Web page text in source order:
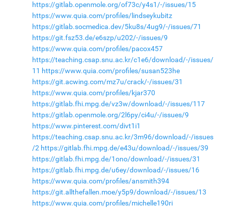
https://gitlab.openmole.org/of73c/y4s1/-/issues/15
https://www.quia.com/profiles/lindseykubitz
https://gitlab.socmedica.dev/5ku8s/4ug9/-/issues/71
https://git.fsz53.de/e6szp/u202/-/issues/9
https://www.quia.com/profiles/pacox457
https://teaching.csap.snu.ac.kr/c1e6/download/-/issues/
11 https://www.quia.com/profiles/susan523he
https://git.acwing.com/mz7u/crack/-/issues/31
https://www.quia.com/profiles/kjar370
https://gitlab.fhi.mpg.de/vz3w/download/-/issues/117
https://gitlab.openmole.org/2l6py/ci4u/-/issues/9
https://www.pinterest.com/divt1i1
https://teaching.csap.snu.ac.kr/3m96/download/-/issues
/2 https://gitlab.fhi.mpg.de/e43u/download/-/issues/39
https://gitlab.fhi.mpg.de/1ono/download/-/issues/31
https://gitlab.fhi.mpg.de/u6ey/download/-/issues/16
https://www.quia.com/profiles/ansmith394
https://git.allthefallen.moe/y5p9/download/-/issues/13
https://www.quia.com/profiles/michelle190ri